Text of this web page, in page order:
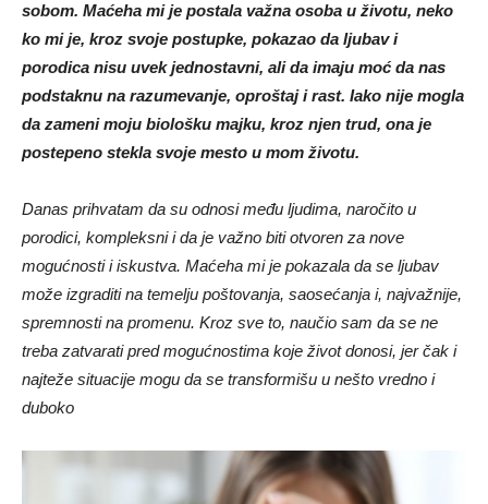
ko mi je, kroz svoje postupke, pokazao da ljubav i
porodica nisu uvek jednostavni, ali da imaju moć da nas
podstaknu na razumevanje, oproštaj i rast. Iako nije mogla
da zameni moju biološku majku, kroz njen trud, ona je
postepeno stekla svoje mesto u mom životu.
porodici, kompleksni i da je važno biti otvoren za nove
mogućnosti i iskustva. Maćeha mi je pokazala da se ljubav
može izgraditi na temelju poštovanja, saosećanja i, najvažnije,
spremnosti na promenu. Kroz sve to, naučio sam da se ne
treba zatvarati pred mogućnostima koje život donosi, jer čak i
najteže situacije mogu da se transformišu u nešto vredno i
duboko